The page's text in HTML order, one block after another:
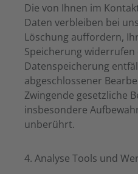
Die von Ihnen im
Daten verbleiben bei
Löschung auffordern,
Speicherung
Datenspeicherung
abgeschlossener
Zwingende gesetzliche
insbesondere
unberührt.
4. Analyse Tools und